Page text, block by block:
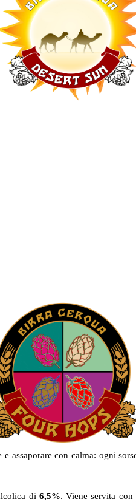
assaporare con calma: ogni
di 6,5%. Viene servita con